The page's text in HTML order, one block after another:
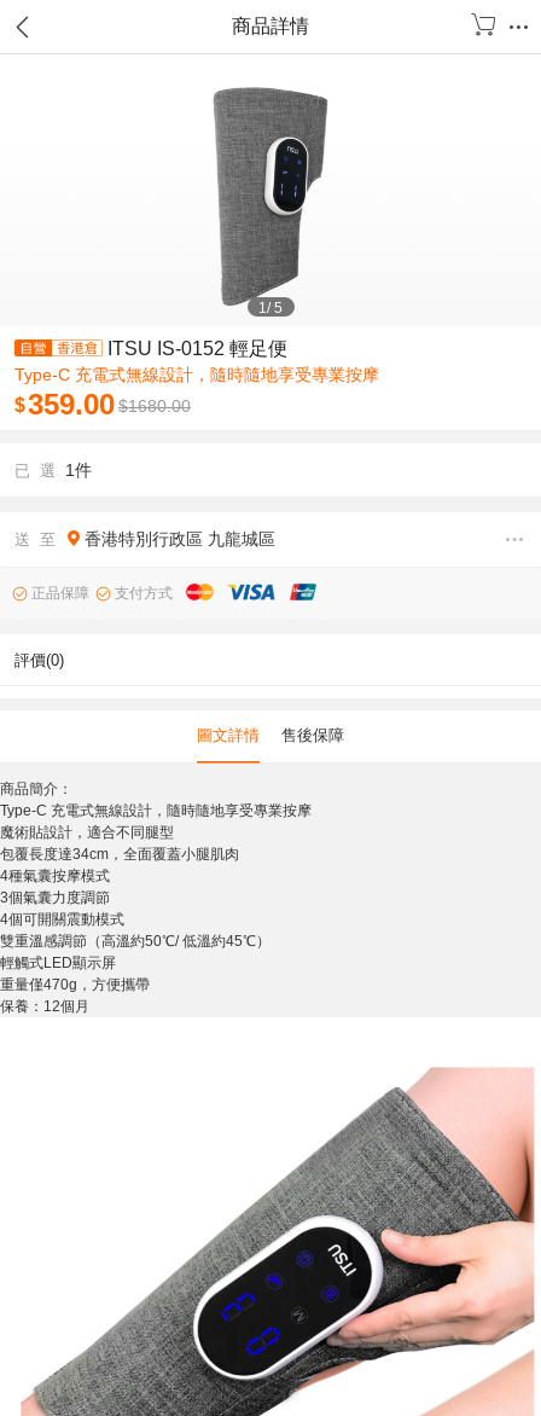
商品詳情
1/5
ITSU IS-0152 輕足便
Type-C 充電式無線設計，隨時隨地享受專業按摩
$359.00$1680.00
已 選 1件
送 至 香港特別行政區 九龍城區
正品保障 支付方式
評價(0)
圖文詳情 售後保障
商品簡介：
Type-C 充電式無線設計，隨時隨地享受專業按摩
魔術貼設計，適合不同腿型
包覆長度達34cm，全面覆蓋小腿肌肉
4種氣囊按摩模式
3個氣囊力度調節
4個可開關震動模式
雙重溫感調節（高溫約50℃/ 低溫約45℃）
輕觸式LED顯示屏
重量僅470g，方便攜帶
保養：12個月